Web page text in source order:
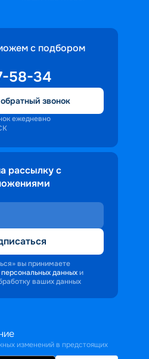
с подбором
58-34
звонок
ежедневно
рассылку с
вы принимаете
данных и
ваших данных
изменений в предстоящих